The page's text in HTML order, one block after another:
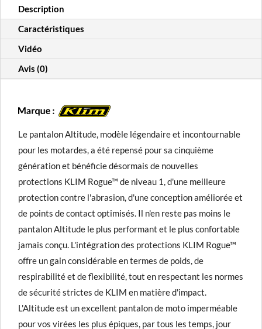
Description
Caractéristiques
Vidéo
Avis (0)
Le pantalon Altitude, modèle légendaire et incontournable
pour les motardes, a été repensé pour sa cinquième
génération et bénéficie désormais de nouvelles
protections KLIM Rogue™ de niveau 1, d'une meilleure
protection contre l'abrasion, d'une conception améliorée et
de points de contact optimisés. Il n'en reste pas moins le
pantalon Altitude le plus performant et le plus confortable
jamais conçu. L'intégration des protections KLIM Rogue™
offre un gain considérable en termes de poids, de
respirabilité et de flexibilité, tout en respectant les normes
de sécurité strictes de KLIM en matière d'impact.
L'Altitude est un excellent pantalon de moto imperméable
pour vos virées les plus épiques, par tous les temps, jour